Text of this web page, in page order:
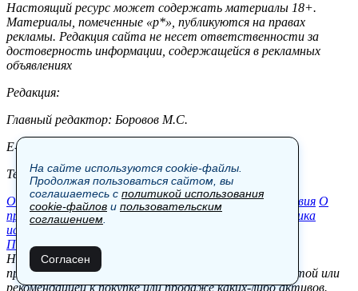
Настоящий ресурс может содержать материалы 18+.
Материалы, помеченные «р*», публикуются на правах
рекламы. Редакция сайта не несет ответственности за
достоверность информации, содержащейся в рекламных
объявлениях
Редакция:
Главный редактор: Боровов М.С.
E-mail: site@vestnik.net, reb.msk@yandex.ru
Тел.: +7 (921) 720-00-97
Общество Экономика Контакты В мире Происшествия О
проекте Шоу-бизнес Политика Пресс-релизы
Политика
использования cookie-файлов
Пользовательское соглашение
Новости, аналитика, прогнозы и другие материалы,
представленные на данном сайте, не являются офертой или
рекомендацией к покупке или продаже каких-либо активов.
На сайте используются cookie-файлы.
Продолжая пользоваться сайтом, вы
соглашаетесь с политикой использования
cookie-файлов и пользовательским
соглашением
Согласен